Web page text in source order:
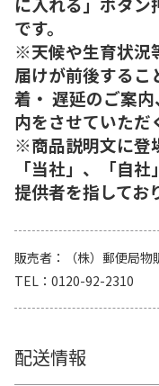
です。
※天候や生育状況
届けが前後するこ
着・ 遅延のご案
内をさせていただ
※商品説明文に登
「当社」、「自
提供者を指してお
販売者
（株）郵便局
TEL
0120-92-2310
配送情報